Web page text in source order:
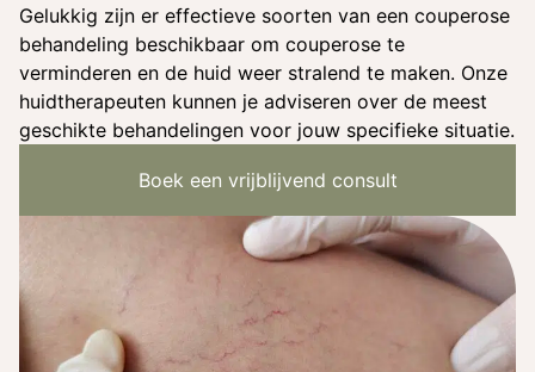
Gelukkig zijn er effectieve soorten van een couperose
behandeling beschikbaar om couperose te
verminderen en de huid weer stralend te maken. Onze
huidtherapeuten kunnen je adviseren over de meest
geschikte behandelingen voor jouw specifieke situatie.
Boek een vrijblijvend consult